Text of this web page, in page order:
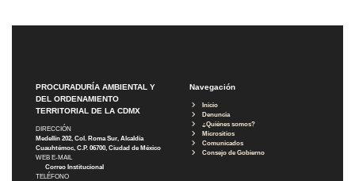
PROCURADURÍA AMBIENTAL Y
DEL ORDENAMIENTO
TERRITORIAL DE LA CDMX
DIRECCIÓN
Medellín 202, Col. Roma Sur, Alcaldía
Cuauhtémoc, C.P. 06700, Ciudad de México
WEB E-MAIL
Correo Institucional
TELÉFONO
Navegación
Inicio
Denuncia
¿Quiénes somos?
Micrositios
Comunicados
Consejo de Gobierno